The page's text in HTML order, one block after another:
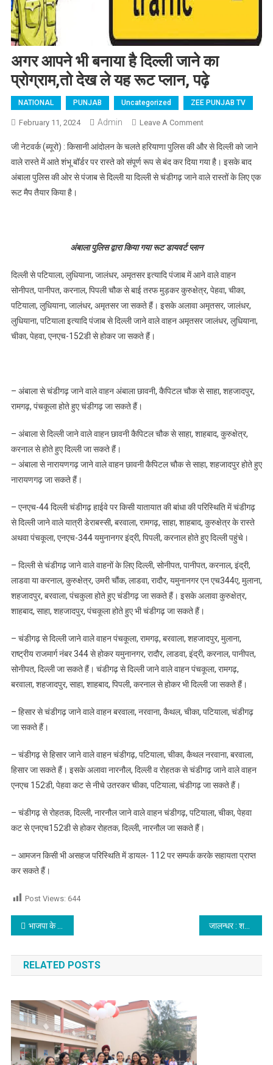
अगर आपने भी बनाया है दिल्ली जाने का
प्रोग्राम,तो देख ले यह रूट प्लान, पढ़े
NATIONAL PUNJAB Uncategorized ZEE PUNJAB TV
February 11, 2024 Admin Leave A CommentOn अगर आपने भी
का प्रोग्राम,तो देख
ले यह रूट प्लान, पढ़े
जी नेटवर्क (ब्यूरो) : किसानी आंदोलन के चलते हरियाणा पुलिस की और से दिल्ली को जाने
वाले रास्ते में आते शंभू बॉर्डर पर रास्ते को संपूर्ण रूप से बंद कर दिया गया है। इसके बाद
अंबाला पुलिस की ओर से पंजाब से दिल्ली या दिल्ली से चंडीगढ़ जाने वाले रास्तों के लिए एक
रूट मैप तैयार किया है।
अंबाला पुलिस द्वारा किया गया रूट डायवर्ट प्लान
दिल्ली से पटियाला, लुधियाना, जालंधर, अमृतसर इत्यादि पंजाब में आने वाले वाहन
सोनीपत, पानीपत, करनाल, पिपली चौक से बाई तरफ मुड़कर कुरुक्षेत्र, पेहवा, चीका,
पटियाला, लु​धियाना, जालंधर, अमृतसर जा सकते हैं। इसके अलावा अमृतसर, जालंधर,
लुधियाना, पटियाला इत्यादि पंजाब से दिल्ली जाने वाले वाहन अमृतसर जालंधर, लुधियाना,
चीका, पेहवा, एनएच-152डी से होकर जा सकते हैं।
– अंबाला से चंडीगढ़ जाने वाले वाहन अंबाला छावनी, कैपिटल चौक से साहा, शहजादपुर,
रामगढ़, पंचकूला होते हुए चंडीगढ़ जा सकते हैं।
– अंबाला से दिल्ली जाने वाले वाहन छावनी कैपिटल चौक से साहा, शाहबाद, कुरुक्षेत्र,
करनाल से होते हुए दिल्ली जा सकते हैं।
– अंबाला से नारायणगढ़ जाने वाले वाहन छावनी कैपिटल चौक से साहा, शहजादपुर होते हुए
नारायणगढ़ जा सकते हैं।
– एनएच-44 दिल्ली चंडीगढ़ हाईवे पर किसी यातायात की बांधा की परिस्थिति में चंडीगढ़
से दिल्ली जाने वाले यात्री डेराबस्सी, बरवाला, रामगढ़, साहा, शाहबाद, कुरुक्षेत्र के रास्ते
अथवा पंचकूला, एनएच-344 यमुनानगर इंद्री, पिपली, करनाल होते हुए दिल्ली पहुंचे।
– दिल्ली से चंडीगढ़ जाने वाले वाहनों के लिए दिल्ली, सोनीपत, पानीपत, करनाल, इंद्री,
लाडवा या करनाल, कुरुक्षेत्र, उमरी चौंक, लाडवा, रादौर, यमुनानगर एन एच344ए, मुलाना,
शहजादपुर, बरवाला, पंचकुला होते हुए चंडीगढ़ जा सकते हैं। इसके अलावा कुरुक्षेत्र,
शाहबाद, साहा, शहजादपुर, पंचकूला होते हुए भी चंडीगढ़ जा सकते हैं।
– चंडीगढ़ से दिल्ली जाने वाले वाहन पंचकूला, रामगढ़, बरवाला, शहजादपुर, मुलाना,
राष्ट्रीय राजमार्ग नंबर 344 से होकर यमुनानगर, रादौर, लाडवा, इंद्री, करनाल, पानीपत,
सोनीपत, दिल्ली जा सकते हैं। चंडीगढ़ से दिल्ली जाने वाले वाहन पंचकूला, रामगढ़,
बरवाला, शहजादपुर, साहा, शाहबाद, पिपली, करनाल से होकर भी दिल्ली जा सकते हैं।
– हिसार से चंडीगढ़ जाने वाले वाहन बरवाला, नरवाना, कैथल, चीका, पटियाला, चंडीगढ़
जा सकते हैं।
– चंडीगढ़ से हिसार जाने वाले वाहन चंडीगढ़, पटियाला, चीका, कैथल नरवाना, बरवाला,
हिसार जा सकते हैं। इसके अलावा नारनौल, दिल्ली व रोहतक से चंडीगढ़ जाने वाले वाहन
एनएच 152डी, पेहवा कट से नीचे उतरकर चीका, पटियाला, चंडीगढ़ जा सकते हैं।
– चंडीगढ़ से रोहतक, दिल्ली, नारनौल जाने वाले वाहन चंडीगढ़, पटियाला, चीका, पेहवा
कट से एनएच152डी से होकर रोहतक, दिल्ली, नारनौल जा सकते हैं।
– आमजन किसी भी असहज परिस्थिति में डायल- 112 पर सम्पर्क करके सहायता प्राप्त
कर सकते हैं।
Post Views: 644
Post navigation
भाजपा के जिला अध्यक्ष ने मंडल नं 2 और 9 टीमों की करी घोषणा जालन्धर : शहर की विभिन्न समस्याओं को लेकर नगर निगम पहुंची अकाली दल, देखें वीडियो
RELATED POSTS